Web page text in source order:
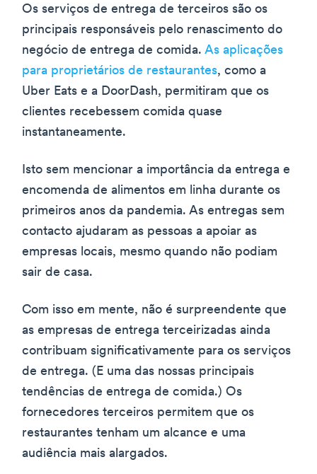
Os serviços de entrega de terceiros são os
principais responsáveis pelo renascimento do
negócio de entrega de comida. As aplicações
para proprietários de restaurantes, como a
Uber Eats e a DoorDash, permitiram que os
clientes recebessem comida quase
instantaneamente.
Isto sem mencionar a importância da entrega e
encomenda de alimentos em linha durante os
primeiros anos da pandemia. As entregas sem
contacto ajudaram as pessoas a apoiar as
empresas locais, mesmo quando não podiam
sair de casa.
Com isso em mente, não é surpreendente que
as empresas de entrega terceirizadas ainda
contribuam significativamente para os serviços
de entrega. (E uma das nossas principais
tendências de entrega de comida.) Os
fornecedores terceiros permitem que os
restaurantes tenham um alcance e uma
audiência mais alargados.